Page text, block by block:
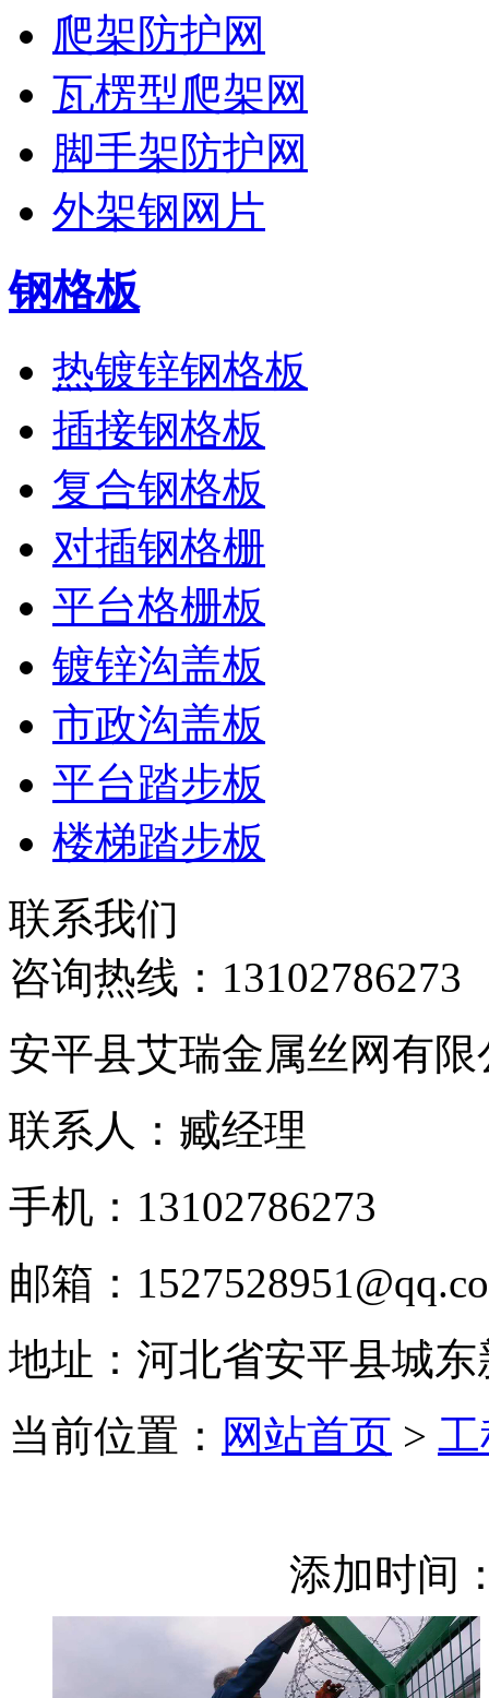
爬架防护网
瓦楞型爬架网
脚手架防护网
外架钢网片
钢格板
热镀锌钢格板
插接钢格板
复合钢格板
对插钢格栅
平台格栅板
镀锌沟盖板
市政沟盖板
平台踏步板
楼梯踏步板
联系我们
咨询热线： 13102786273
安平县艾瑞金属丝网有限
联系人：臧经理
手机：13102786273
邮箱：
地址：河北省安平县城
当前位置： 网站首页 >
添加时间